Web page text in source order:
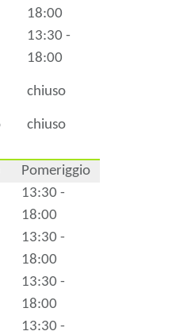
18:00
13:30 -
18:00
chiuso
chiuso
Pomeriggio
13:30 -
18:00
13:30 -
18:00
13:30 -
18:00
13:30 -